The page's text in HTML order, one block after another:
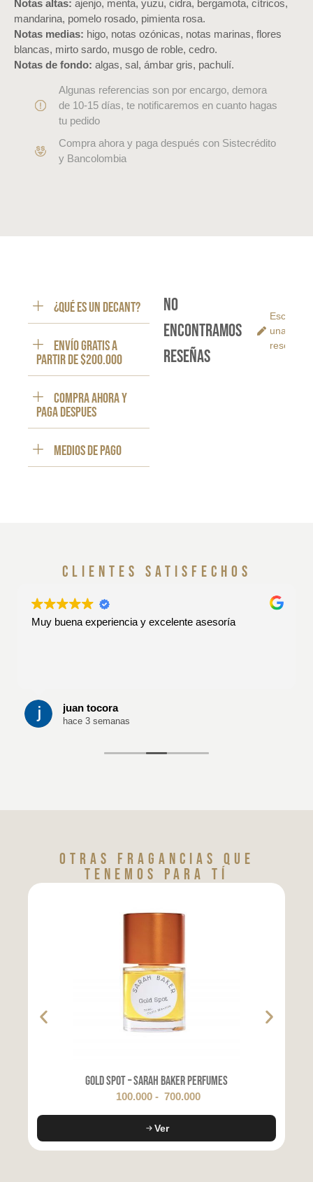
Notas altas: ajenjo, menta, yuzu, cidra, bergamota, cítricos,
mandarina, pomelo rosado, pimienta rosa.
Notas medias: higo, notas ozónicas, notas marinas, flores
blancas, mirto sardo, musgo de roble, cedro.
Notas de fondo: algas, sal, ámbar gris, pachulí.
Algunas referencias son por encargo, demora
de 10-15 días, te notificaremos en cuanto hagas
tu pedido
Compra ahora y paga después con Sistecrédito
y Bancolombia
¿Qué es un decant?
ENVÍO GRATIS a
partir de $200.000
Compra ahora y
paga despues
Medios de pago
No
encontramos
reseñas
Escribe
una
reseña
clientes satisfechos
Muy buena experiencia y excelente asesoría
juan tocora
hace 3 semanas
Otras fragancias que
tenemos para tí
Gold Spot – Sarah Baker Perfumes
100.000 - 700.000
Ver